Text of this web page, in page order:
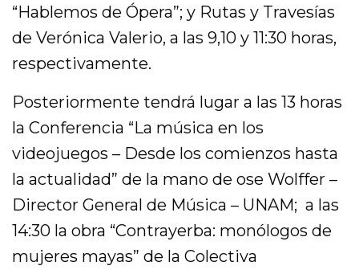
“Hablemos de Ópera”; y Rutas y Travesías
de Verónica Valerio, a las 9,10 y 11:30 horas,
respectivamente.
Posteriormente tendrá lugar a las 13 horas
la Conferencia “La música en los
videojuegos – Desde los comienzos hasta
la actualidad” de la mano de ose Wolffer –
Director General de Música – UNAM; a las
14:30 la obra “Contrayerba: monólogos de
mujeres mayas” de la Colectiva